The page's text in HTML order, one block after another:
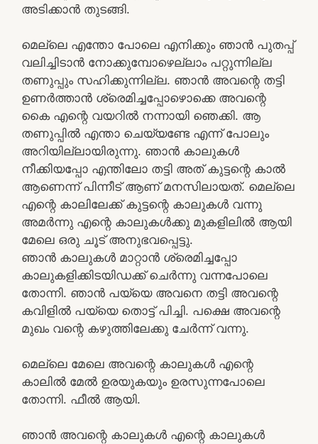
അടിക്കാൻ തുടങ്ങി.
മെല്ലെ എന്തോ പോലെ എനിക്കും ഞാൻ പുതപ്പ്
വലിച്ചിടാൻ നോക്കുമ്പോഴെല്ലാം പറ്റുന്നില്ല
തണുപ്പും സഹിക്കുന്നില്ല. ഞാൻ അവന്റെ തട്ടി
ഉണർത്താൻ ശ്രെമിച്ചപ്പോഴൊക്കെ അവന്റെ
കൈ എന്റെ വയറിൽ നന്നായി ഞെക്കി. ആ
തണുപ്പിൽ എന്താ ചെയ്യണ്ടേ എന്ന് പോലും
അറിയില്ലായിരുന്നു. ഞാൻ കാലുകൾ
നീക്കിയപ്പോ എന്തിലോ തട്ടി അത് കുട്ടന്റെ കാൽ
ആണെന്ന് പിന്നീട് ആണ് മനസിലായത്. മെല്ലെ
എന്റെ കാലിലേക്ക് കുട്ടന്റെ കാലുകൾ വന്നു
അമർന്നു എന്റെ കാലുകൾക്കു മുകളിലിൽ ആയി
മേലെ ഒരു ചൂട് അനുഭവപ്പെട്ടു.
ഞാൻ കാലുകൾ മാറ്റാൻ ശ്രെമിച്ചപ്പോ
കാലുകളിക്കിടയിഡക്ക് ചെർന്നു വന്നപോലെ
തോന്നി. ഞാൻ പയ്യെ അവനെ തട്ടി അവന്റെ
കവിളിൽ പയ്യെ തൊട്ട് പിച്ചി. പക്ഷെ അവന്റെ
മുഖം വന്റെ കഴുത്തിലേക്കു ചേർന്ന് വന്നു.
മെല്ലെ മേലെ അവന്റെ കാലുകൾ എന്റെ
കാലിൽ മേൽ ഉരയുകയും ഉരസുന്നപോലെ
തോന്നി. ഫീൽ ആയി.
ഞാൻ അവന്റെ കാലുകൾ എന്റെ കാലുകൾ